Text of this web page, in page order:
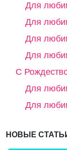
Для
Для
Для
Для
С
Для
Для
НОВЫЕ